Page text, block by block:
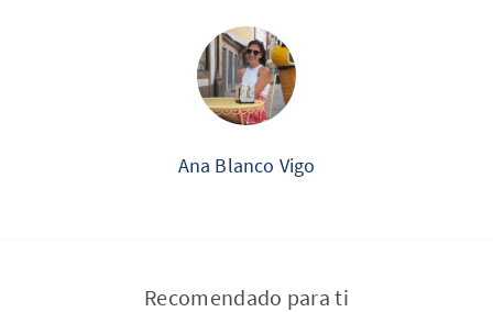
Ana Blanco Vigo
Recomendado para ti